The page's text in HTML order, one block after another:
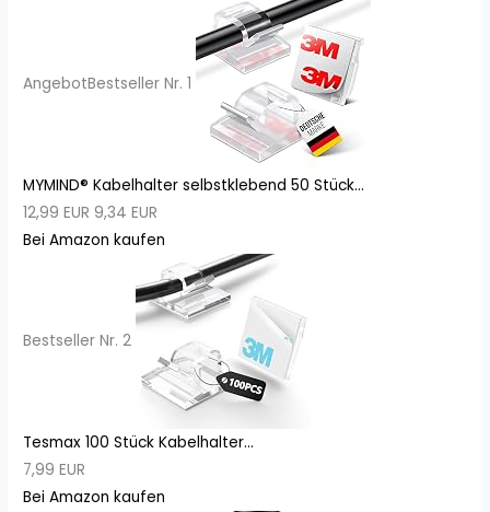
AngebotBestseller Nr. 1
MYMIND® Kabelhalter selbstklebend 50 Stück...
12,99 EUR 9,34 EUR
Bei Amazon kaufen
Bestseller Nr. 2
Tesmax 100 Stück Kabelhalter...
7,99 EUR
Bei Amazon kaufen